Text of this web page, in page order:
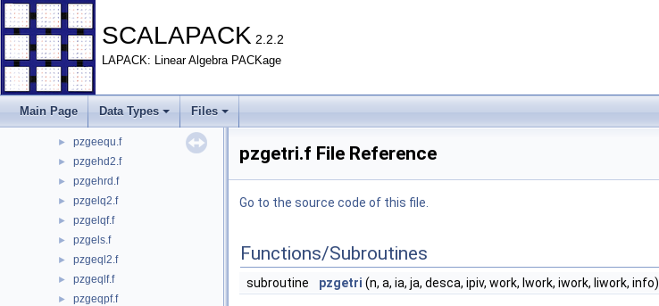
SCALAPACK 2.2.2
LAPACK: Linear Algebra PACKage
Main Page Data Types Files
► pzdttrsv.f
► pzgbsv.f
► pzgbtrf.f
► pzgbtrs.f
► pzgebd2.f
►
► pzgeequ.f
► pzgehd2.f
► pzgehrd.f
► pzgelq2.f
► pzgelqf.f
► pzgels.f
► pzgeql2.f
► pzgeqlf.f
► pzgeqpf.f
pzgetri.f File Reference
Go to the source code of this file.
Functions/Subroutines
subroutine pzgetri (n, a, ia, ja, desca, ipiv, work, lwork, iwork, liwork, info)